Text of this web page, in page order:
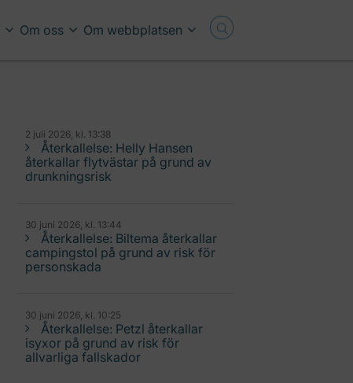
Om oss Om webbplatsen
2 juli 2026, kl. 13:38
Återkallelse: Helly Hansen
återkallar flytvästar på grund av
drunkningsrisk
30 juni 2026, kl. 13:44
Återkallelse: Biltema återkallar
campingstol på grund av risk för
personskada
30 juni 2026, kl. 10:25
Återkallelse: Petzl återkallar
isyxor på grund av risk för
allvarliga fallskador